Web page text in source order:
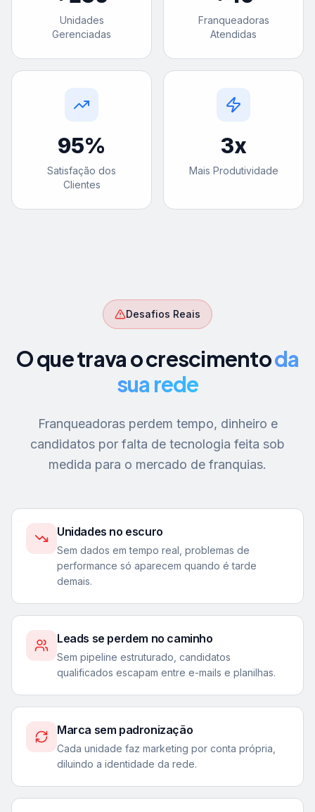
Unidades
Gerenciadas
Franqueadoras
Atendidas
95%
Satisfação dos
Clientes
3x
Mais Produtividade
Desafios Reais
O que trava o crescimentoda
sua rede
Franqueadoras perdem tempo, dinheiro e
candidatos por falta de tecnologia feita sob
medida para o mercado de franquias.
Unidades no escuro
Sem dados em tempo real, problemas de
performance só aparecem quando é tarde
demais.
Leads se perdem no caminho
Sem pipeline estruturado, candidatos
qualificados escapam entre e-mails e planilhas.
Marca sem padronização
Cada unidade faz marketing por conta própria,
diluindo a identidade da rede.